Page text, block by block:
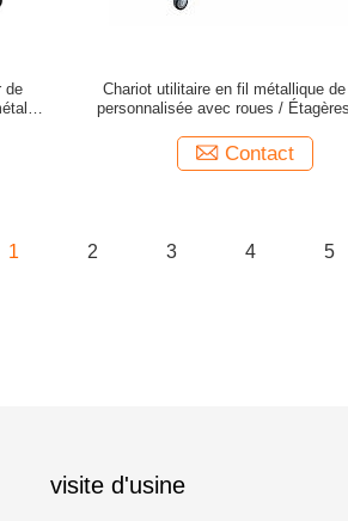
de
Chariot utilitaire en fil métallique
personnalisée avec roues /
Contact
1 2 3 4 5
visite d'usine